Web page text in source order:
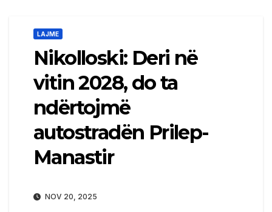
LAJME
Nikolloski: Deri në
vitin 2028, do ta
ndërtojmë
autostradën Prilep-
Manastir
NOV 20, 2025